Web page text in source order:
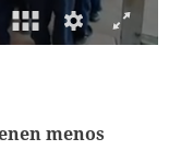
menos